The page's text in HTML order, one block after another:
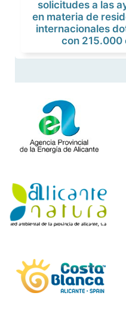
solicitudes a las
en materia de
internacionales
con 215.000